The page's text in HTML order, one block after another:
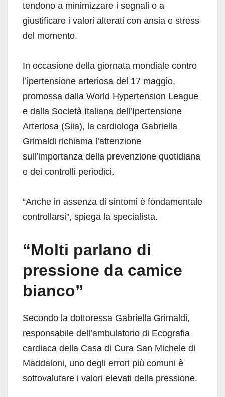
tendono a minimizzare i segnali o a
giustificare i valori alterati con ansia e stress
del momento.
In occasione della giornata mondiale contro
l’ipertensione arteriosa del 17 maggio,
promossa dalla World Hypertension League
e dalla Società Italiana dell’Ipertensione
Arteriosa (Siia), la cardiologa Gabriella
Grimaldi richiama l’attenzione
sull’importanza della prevenzione quotidiana
e dei controlli periodici.
“Anche in assenza di sintomi è fondamentale
controllarsi”, spiega la specialista.
“Molti parlano di
pressione da camice
bianco”
Secondo la dottoressa Gabriella Grimaldi,
responsabile dell’ambulatorio di Ecografia
cardiaca della Casa di Cura San Michele di
Maddaloni, uno degli errori più comuni è
sottovalutare i valori elevati della pressione.